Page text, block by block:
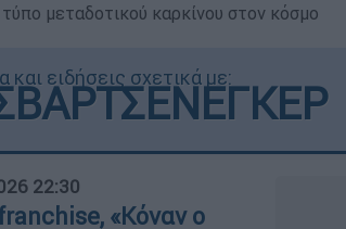
μεταδοτικού καρκίνου στον κόσμο
και ειδήσεις σχετικά με:
22:30
«Κόναν ο